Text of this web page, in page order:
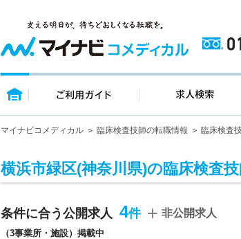
トップページ ご利用ガイド
マイナビコメディカル 臨床検査技師の転職情報 臨床検査
横浜市緑区(神奈川県)の臨床検査
条件に合う公開求人 4
（3事業所・施設）掲載中
非公開求人